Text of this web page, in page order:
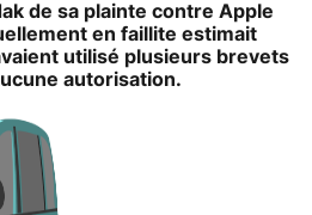
de sa plainte contre Apple
en faillite estimait
utilisé plusieurs brevets
autorisation.